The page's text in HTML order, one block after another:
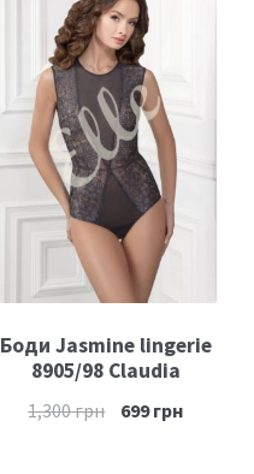
Боди Jasmine lingerie
8905/98 Claudia
1,300грн 699грн